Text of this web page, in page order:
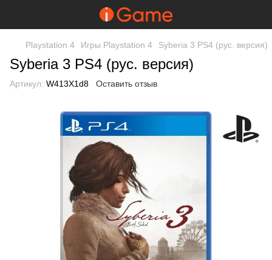
Playstation 4 Игры Playstation 4 Syberia 3 PS4 (рус. версия)
Syberia 3 PS4 (рус. версия)
Артикул: W413X1d8 Оставить отзыв